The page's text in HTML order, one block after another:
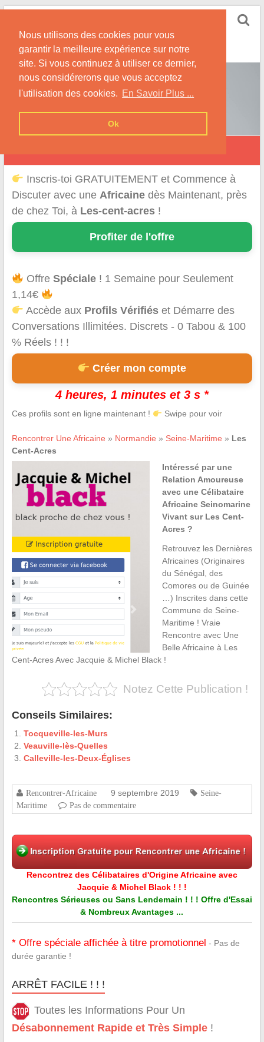
Nous utilisons des cookies pour vous
garantir la meilleure expérience sur notre
site. Si vous continuez à utiliser ce dernier,
nous considérerons que vous acceptez
l'utilisation des cookies. En Savoir Plus ...
Ok
Skip
content
Conseils et Infos pour la Rencontre d'une Belle
Africaine !
Inscris-toi GRATUITEMENT et Commence à
Discuter avec une Africainedès Maintenant, près
de chez Toi, à Les-cent-acres!
Profiter de l'offre
OffreSpéciale ! 1 Semaine pour Seulement
1,14€
Accède aux Profils Vérifiés et Démarre des
Conversations Illimitées. Discrets - 0 Tabou & 100
% Réels ! ! !
Créer mon compte
4 heures, 1 minutes et 3 s *
Ces profils sont en ligne maintenant ! Swipe pour voir
Rencontrer Une Africaine » Normandie » Seine-Maritime » Les
Cent-Acres
Intéressé par une
Relation Amoureuse
avec une Célibataire
Africaine Seinomarine
Vivant sur Les Cent-
Acres ?
Retrouvez les Dernières
Africaines (Originaires
du Sénégal, des
Comores ou de Guinée
…) Inscrites dans cette
Commune de Seine-
Maritime ! Vraie
Rencontre avec Une
Belle Africaine à Les
Cent-Acres Avec Jacquie & Michel Black !
Notez Cette Publication !
Conseils Similaires:
Tocqueville-les-Murs
Veauville-lès-Quelles
Calleville-les-Deux-Églises
Rencontrer-Africaine 9 septembre 2019
Seine-
Maritime
Pas de commentaire
Rencontrez des Célibataires d'Origine Africaine avec
Jacquie & Michel Black ! ! !
Rencontres Sérieuses ou Sans Lendemain ! ! ! Offre d'Essai
& Nombreux Avantages ...
* Offre spéciale affichée à titre promotionnel - Pas de
durée garantie !
ARRÊT FACILE ! ! !
Toutes les Informations Pour Un
Désabonnement Rapide et Très Simple!